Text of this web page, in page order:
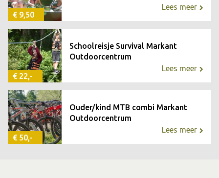
€ 9,50
Lees meer
€ 22,-
Schoolreisje Survival Markant
Outdoorcentrum
Lees meer
€ 50,-
Ouder/kind MTB combi Markant
Outdoorcentrum
Lees meer